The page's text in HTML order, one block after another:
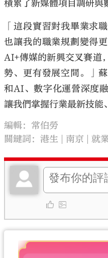
積累了新媒體項目調研與
「這段實習對我畢業求
也讓我的職業規劃變得
AI+傳媒的新興交叉賽道
勢、更有發展空間。」
和AI、數字化運營深度
讓我們掌握行業最新技能
編輯：常伯勞
關鍵詞：港生 南京 就